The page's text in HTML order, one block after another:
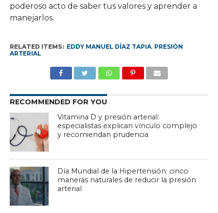
poderoso acto de saber tus valores y aprender a
manejarlos.
RELATED ITEMS: EDDY MANUEL DÍAZ TAPIA, PRESIÓN
ARTERIAL
RECOMMENDED FOR YOU
Vitamina D y presión arterial:
especialistas explican vínculo complejo
y recomiendan prudencia
Día Mundial de la Hipertensión: cinco
maneras naturales de reducir la presión
arterial